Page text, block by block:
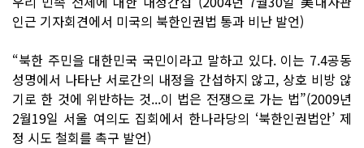
인근 기자회견에서 미국의 북한인권법 통과 비난 발언)
“북한 주민을 대한민국 국민이라고 말하고 있다. 이는 7.4공동
성명에서 나타난 서로간의 내정을 간섭하지 않고, 상호 비방 않
기로 한 것에 위반하는 것...이 법은 전쟁으로 가는 법”(2009년
2월19일 서울 여의도 집회에서 한나라당의 ‘북한인권법안’ 제
정 시도 철회를 촉구 발언)